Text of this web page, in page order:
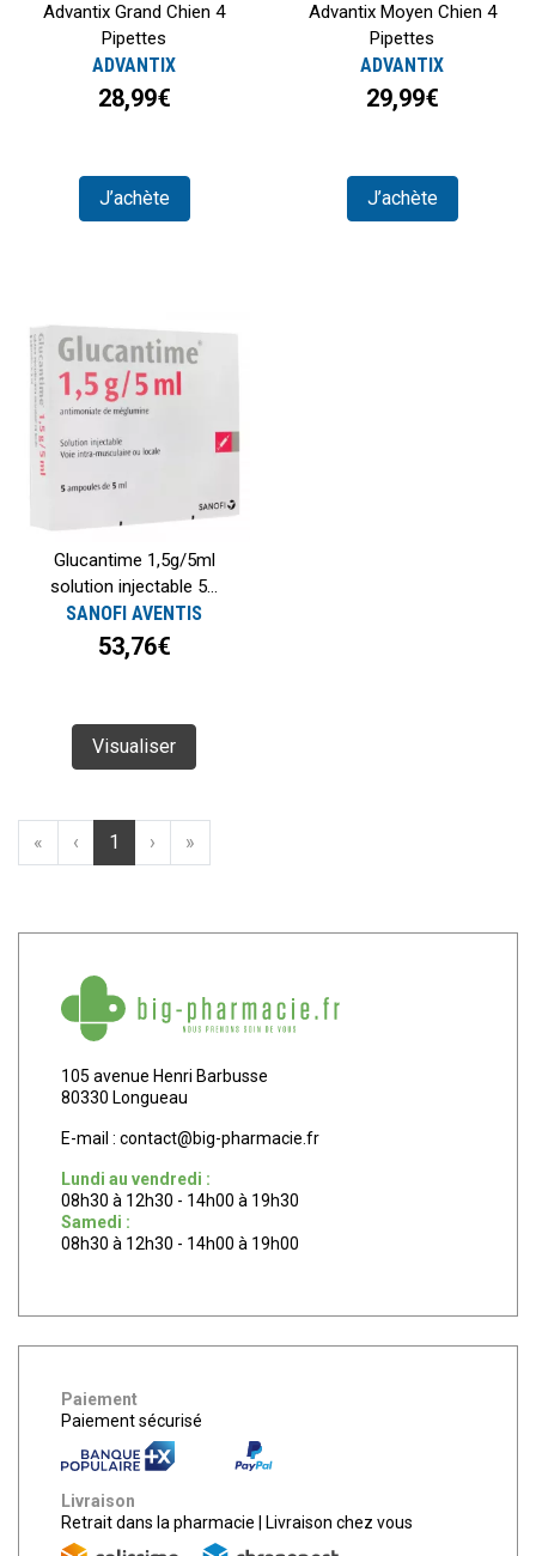
Advantix Grand Chien 4
Pipettes
ADVANTIX
28,99€
J’achète
Advantix Moyen Chien 4
Pipettes
ADVANTIX
29,99€
J’achète
Glucantime 1,5g/5ml
solution injectable 5...
SANOFI AVENTIS
53,76€
Visualiser
« ‹ 1 › »
105 avenue Henri Barbusse
80330 Longueau
E-mail : contact@big-pharmacie.fr
Lundi au vendredi :
08h30 à 12h30 - 14h00 à 19h30
Samedi :
08h30 à 12h30 - 14h00 à 19h00
Paiement
Paiement sécurisé
Livraison
Retrait dans la pharmacie
Livraison chez vous